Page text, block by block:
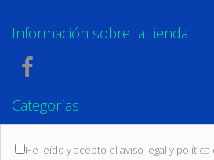
Información sobre la tienda
Categorías
He leído y acepto el aviso legal y